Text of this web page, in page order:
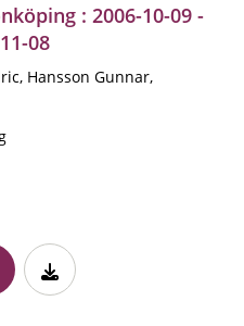
: 2006-10-09 -
08
Hansson Gunnar,